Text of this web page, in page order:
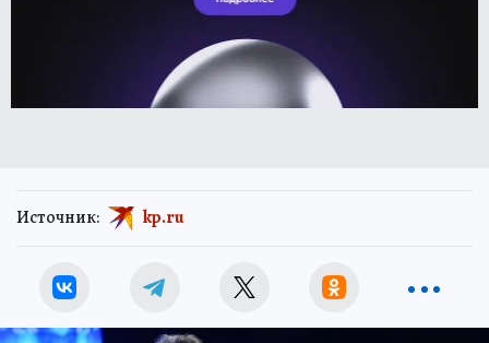
Источник: kp.ru